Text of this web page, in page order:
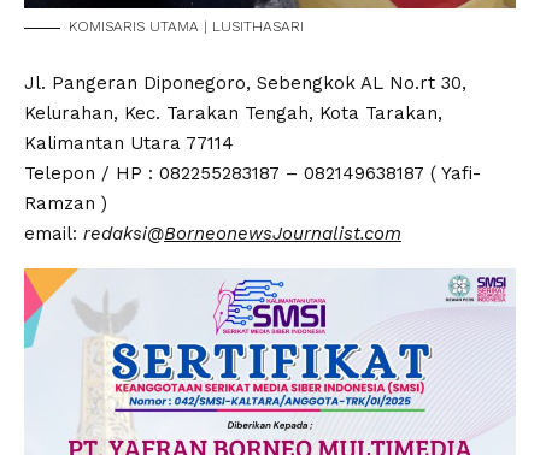
KOMISARIS UTAMA | LUSITHASARI
Jl. Pangeran Diponegoro, Sebengkok AL No.rt 30,
Kelurahan, Kec. Tarakan Tengah, Kota Tarakan,
Kalimantan Utara 77114
Telepon / HP : 082255283187 – 082149638187 ( Yafi-
Ramzan )
email: redaksi@BorneonewsJournalist.com